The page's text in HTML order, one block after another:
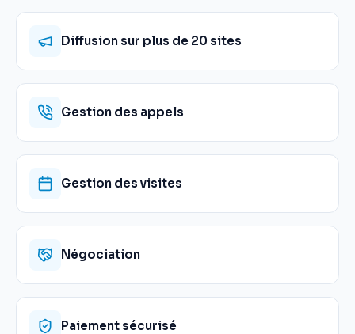
Diffusion sur plus de 20 sites
Gestion des appels
Gestion des visites
Négociation
Paiement sécurisé